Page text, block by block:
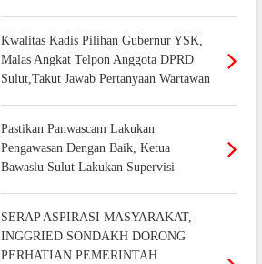
Kwalitas Kadis Pilihan Gubernur YSK,
Malas Angkat Telpon Anggota DPRD
Sulut,Takut Jawab Pertanyaan Wartawan
Pastikan Panwascam Lakukan
Pengawasan Dengan Baik, Ketua
Bawaslu Sulut Lakukan Supervisi
SERAP ASPIRASI MASYARAKAT,
INGGRIED SONDAKH DORONG
PERHATIAN PEMERINTAH